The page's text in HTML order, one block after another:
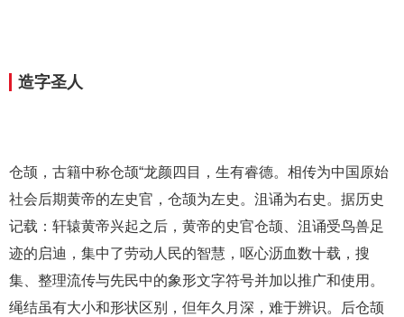
造字圣人
仓颉，古籍中称仓颉“龙颜四目，生有睿德。相传为中国原始
社会后期黄帝的左史官，仓颉为左史。沮诵为右史。据历史
记载：轩辕黄帝兴起之后，黄帝的史官仓颉、沮诵受鸟兽足
迹的启迪，集中了劳动人民的智慧，呕心沥血数十载，搜
集、整理流传与先民中的象形文字符号并加以推广和使用。
绳结虽有大小和形状区别，但年久月深，难于辨识。后仓颉